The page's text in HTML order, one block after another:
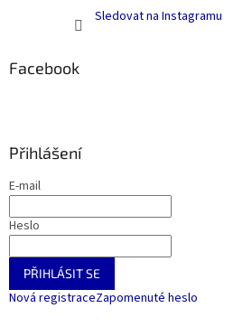
Sledovat na Instagramu
Facebook
Přihlášení
E-mail
Heslo
PŘIHLÁSIT SE
Nová registraceZapomenuté heslo